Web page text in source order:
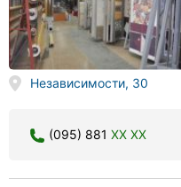
Независимости, 30
(095) 881 XX XX